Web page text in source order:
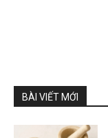
BÀI VIẾT MỚI